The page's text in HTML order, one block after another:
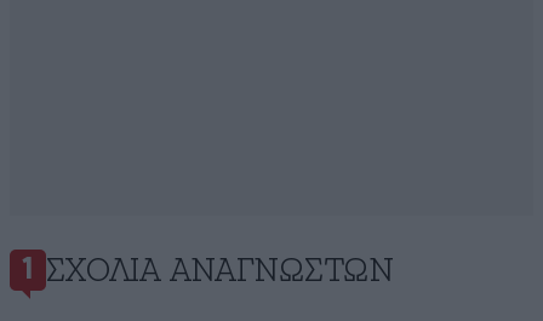
1 ΣΧΌΛΙΑ ΑΝΑΓΝΩΣΤΏΝ